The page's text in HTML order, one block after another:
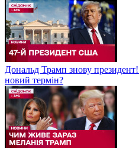
Дональд Трамп знову
новий термін?